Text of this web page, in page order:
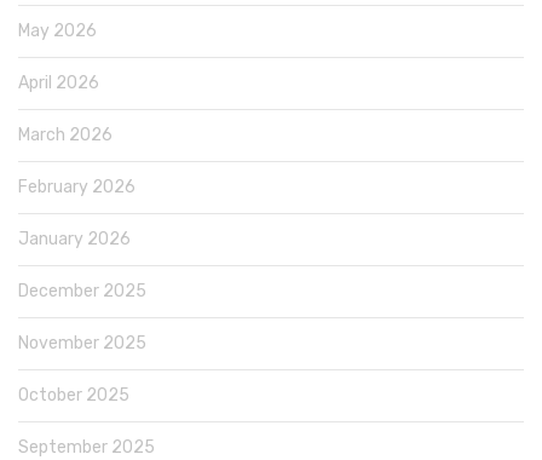
May 2026
April 2026
March 2026
February 2026
January 2026
December 2025
November 2025
October 2025
September 2025